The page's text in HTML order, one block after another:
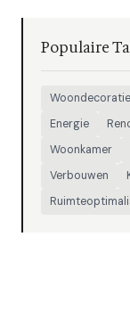
Populaire
Woondecoratie
Energie
Woonkamer
Verbouwen